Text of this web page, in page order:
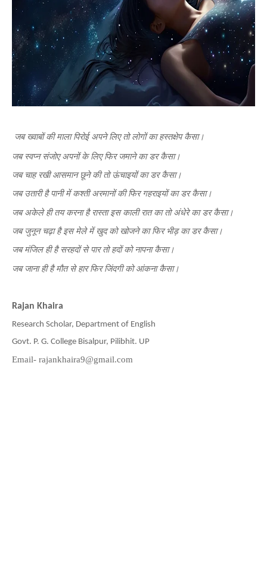
जब ख्वाबों की माला पिरोई अपने लिए तो लोगों का हस्तक्षेप कैसा।
जब स्वप्न संजोए अपनों के लिए फिर जमाने का डर कैसा।
जब चाह रखी आसमान छूने की तो ऊंचाइयों का डर कैसा।
जब उतारी है पानी में कश्ती अरमानों की फिर गहराइयों का डर कैसा।
जब अकेले ही तय करना है रास्ता इस काली रात का तो अंधेरे का डर कैसा।
जब जुनून चढ़ा है इस मेले में खुद को खोजने का फिर भीड़ का डर कैसा।
जब मंजिल ही है सरहदों से पार तो हदों को नापना कैसा।
जब जाना ही है मौत से हार फिर जिंदगी को आंकना कैसा।
Rajan Khaira
Research Scholar, Department of English
Govt. P. G. College Bisalpur, Pilibhit. UP
Email- rajankhaira9@gmail.com